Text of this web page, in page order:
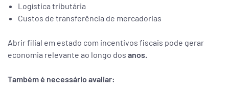
Logística tributária
Custos de transferência de mercadorias
Abrir filial em estado com incentivos fiscais pode gerar
economia relevante ao longo dos anos.
Também é necessário avaliar: